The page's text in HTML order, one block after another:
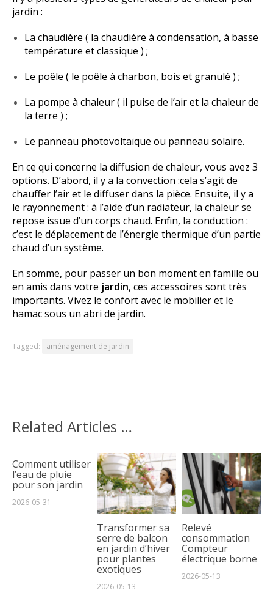
jardin :
La chaudière ( la chaudière à condensation, à basse
température et classique ) ;
Le poêle ( le poêle à charbon, bois et granulé ) ;
La pompe à chaleur ( il puise de l’air et la chaleur de
la terre ) ;
Le panneau photovoltaïque ou panneau solaire.
En ce qui concerne la diffusion de chaleur, vous avez 3
options. D’abord, il y a la convection :cela s’agit de
chauffer l’air et le diffuser dans la pièce. Ensuite, il y a
le rayonnement : à l’aide d’un radiateur, la chaleur se
repose issue d’un corps chaud. Enfin, la conduction :
c’est le déplacement de l’énergie thermique d’un partie
chaud d’un système.
En somme, pour passer un bon moment en famille ou
en amis dans votre jardin, ces accessoires sont très
importants. Vivez le confort avec le mobilier et le
hamac sous un abri de jardin.
Tagged: aménagement de jardin
Related Articles …
Comment utiliser
l’eau de pluie
pour son jardin
2026-05-31
Transformer sa
serre de balcon
en jardin d’hiver
pour plantes
exotiques
2026-05-13
Relevé
consommation
Compteur
électrique borne
2026-05-13